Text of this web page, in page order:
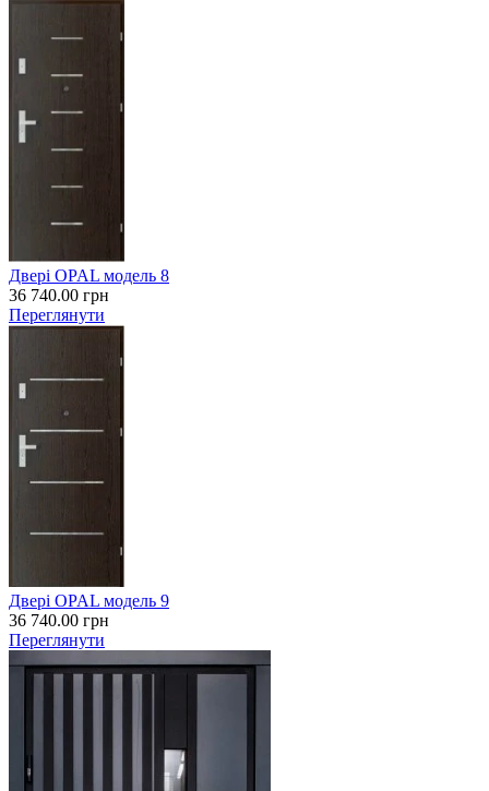
Двері OPAL модель 8
36 740.00 грн
Переглянути
Двері OPAL модель 9
36 740.00 грн
Переглянути